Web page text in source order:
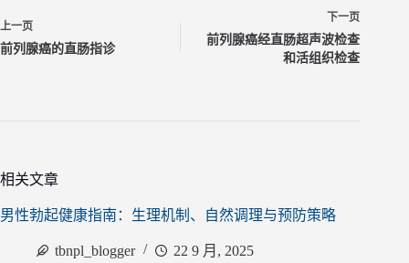
上一页
前列腺癌的直肠指诊
下一页
前列腺癌经直肠超声波检查
和活组织检查
相关文章
男性勃起健康指南：生理机制、自然调理与预防策略
tbnpl_blogger 22 9 月, 2025